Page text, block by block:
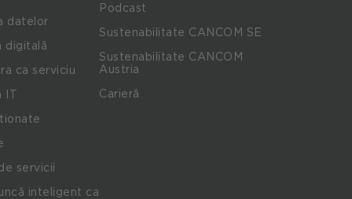
datelor
digitală
ca serviciu
IT
servicii
inteligent ca
Podcast
Sustenabilitate CANCOM SE
Sustenabilitate CANCOM
Austria
Carieră